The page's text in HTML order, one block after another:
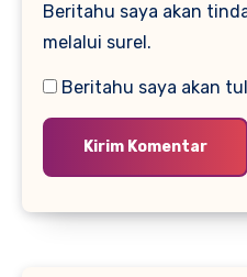
Beritahu saya akan
melalui surel.
Beritahu saya akan